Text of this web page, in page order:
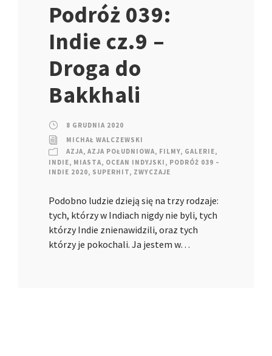
Podróż 039:
Indie cz.9 –
Droga do
Bakkhali
8 GRUDNIA 2020
MICHAŁ WALCZEWSKI
AZJA, AZJA POŁUDNIOWA, FILMY, GALERIE,
INDIE, MIASTA, OCEAN INDYJSKI , PODRÓŻ 039 –
INDIE 2020, SUPERHIT, ZWYCZAJE
Podobno ludzie dzieją się na trzy rodzaje:
tych, którzy w Indiach nigdy nie byli, tych
którzy Indie znienawidzili, oraz tych
którzy je pokochali. Ja jestem w…